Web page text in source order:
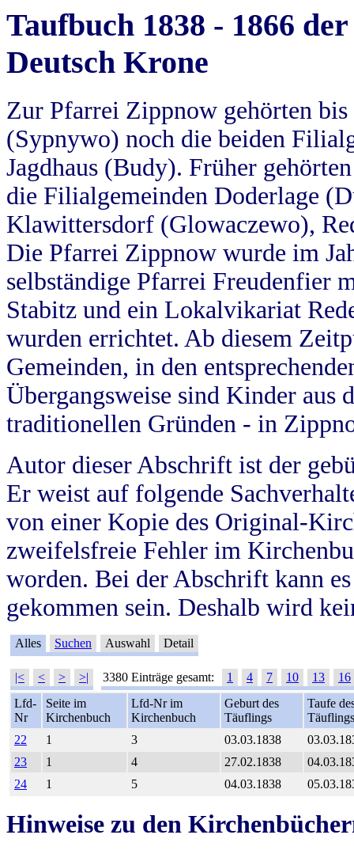
Taufbuch 1838 - 1866
Deutsch Krone
Zur Pfarrei Zippnow gehörten
(Sypnywo) noch die beiden
Jagdhaus (Budy). Früher
die Filialgemeinden Doderlage
Klawittersdorf (Glowaczewo),
Die Pfarrei Zippnow wurde im
selbständige Pfarrei Freudenfier
Stabitz und ein Lokalvikariat
wurden errichtet. Ab diesem
Gemeinden, in den
Übergangsweise sind Kinder aus
traditionellen Gründen - in
Autor dieser Abschrift ist der
Er weist auf folgende
von einer Kopie des Original-
zweifelsfreie Fehler im
worden. Bei der Abschrift kann
gekommen sein. Deshalb wird
Alles Suchen Auswahl Detail
|< < > >| 3380 Einträge gesamt: 1 4 7 10 13
16
Lfd-
Nr
Seite im
Kirchenbuch
Lfd-Nr im
Kirchenbuch
Geburt des
Täuflings
Taufe
Täuflings
22
1 3 03.03.1838
23
1 4 27.02.1838
24
1 5 04.03.1838
Hinweise zu den